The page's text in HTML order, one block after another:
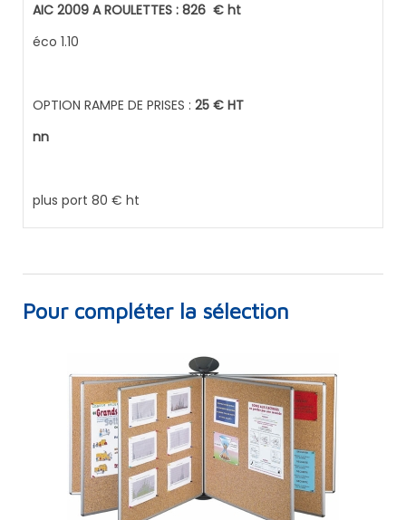
AIC 2009 A ROULETTES : 826 € ht
éco 1.10
OPTION RAMPE DE PRISES : 25 € HT
nn
plus port 80 € ht
Pour compléter la sélection